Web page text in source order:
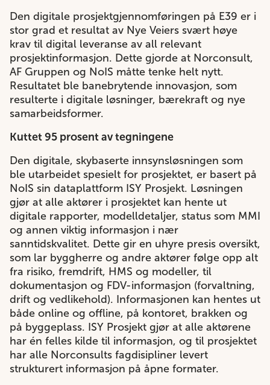
Den digitale prosjektgjennomføringen på E39 er i
stor grad et resultat av Nye Veiers svært høye
krav til digital leveranse av all relevant
prosjektinformasjon. Dette gjorde at Norconsult,
AF Gruppen og NoIS måtte tenke helt nytt.
Resultatet ble banebrytende innovasjon, som
resulterte i digitale løsninger, bærekraft og nye
samarbeidsformer.
Kuttet 95 prosent av tegningene
Den digitale, skybaserte innsynsløsningen som
ble utarbeidet spesielt for prosjektet, er basert på
NoIS sin dataplattform ISY Prosjekt. Løsningen
gjør at alle aktører i prosjektet kan hente ut
digitale rapporter, modelldetaljer, status som MMI
og annen viktig informasjon i nær
sanntidskvalitet. Dette gir en uhyre presis oversikt,
som lar byggherre og andre aktører følge opp alt
fra risiko, fremdrift, HMS og modeller, til
dokumentasjon og FDV-informasjon (forvaltning,
drift og vedlikehold). Informasjonen kan hentes ut
både online og offline, på kontoret, brakken og
på byggeplass. ISY Prosjekt gjør at alle aktørene
har én felles kilde til informasjon, og til prosjektet
har alle Norconsults fagdisipliner levert
strukturert informasjon på åpne formater.